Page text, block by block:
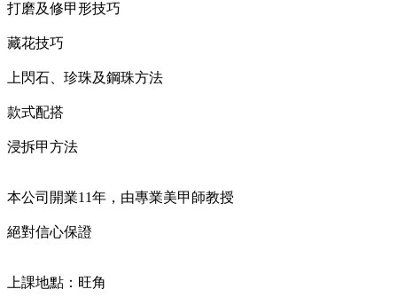
**可自由揀選時間上堂**
上課地點 : 旺角
WHATSAPP : 96883987
www.facebook.com/eyelashxnail
歡迎查詢及預約**
打磨及修甲形技巧
藏花技巧
上閃石、珍珠及鋼珠方法
款式配搭
浸拆甲方法
本公司開業11年，由專業美甲師教授
絕對信心保證
上課地點：旺角